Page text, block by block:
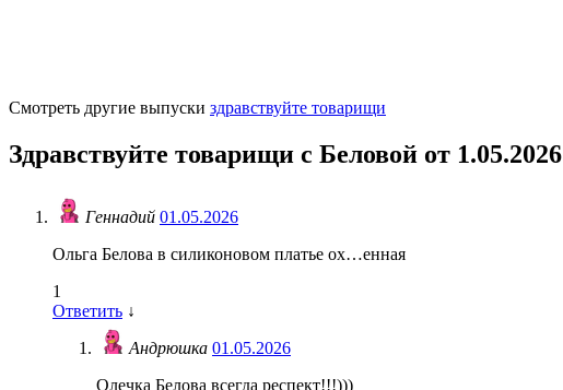
Смотреть другие выпуски здравствуйте товарищи
Здравствуйте товарищи с Беловой от 1.05.2026
Геннадий 01.05.2026
Ольга Белова в силиконовом платье ох…енная
1
Ответить ↓
Андрюшка 01.05.2026
Олечка Белова всегда респект!!!)))